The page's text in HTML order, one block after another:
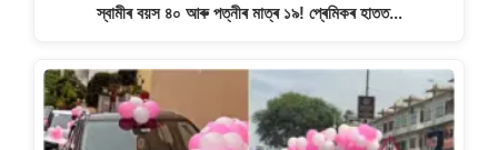
স্বামীৰ বয়স ৪০ আৰু পত্নীৰ মাত্ৰ ১৯! প্ৰেমিকৰ হাতত…